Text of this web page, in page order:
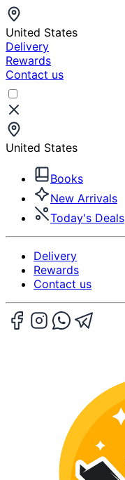
United States
Delivery
Rewards
Contact us
United States
Books
New Arrivals
Today's Deals
Delivery
Rewards
Contact us